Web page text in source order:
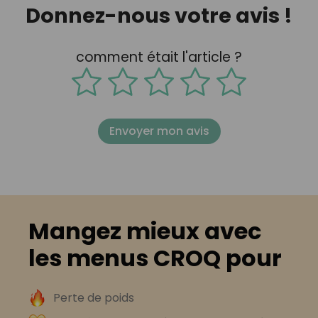
Donnez-nous votre avis !
comment était l'article ?
Envoyer mon avis
Mangez mieux avec
les menus CROQ pour
Perte de poids